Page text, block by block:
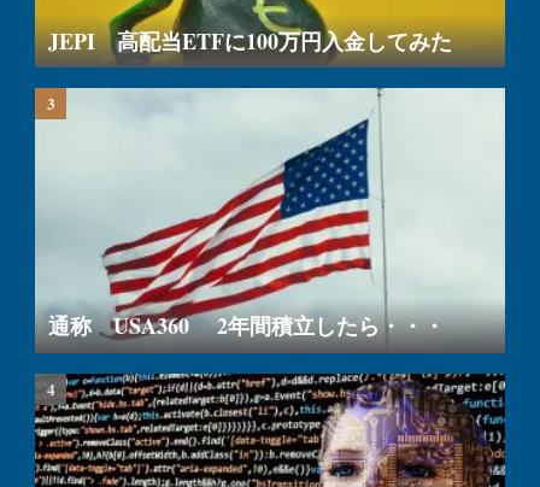
JEPI 高配当ETFに100万円入金してみた
通称 USA360 2年間積立したら・・・